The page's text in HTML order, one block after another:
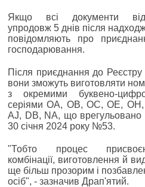
Якщо всі документи
упродовж 5 днів після
повідомляють про
господарювання.
Після приєднання до
вони зможуть виготовляти
з окремими буквено-
серіями ОА, ОВ, ОС, ОЕ, ОН,
AJ, DB, NA, що врегульовано
30 січня 2024 року №53.
"Тобто процес
комбінації, виготовлення й
ще більш прозорим і
осіб", - зазначив Драп'ятий.